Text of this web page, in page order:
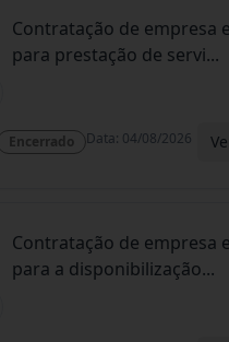
Contratação de empresa
para prestação de servi...
Encerrado Data: 04/08/2026
Contratação de empresa
para a disponibilização...